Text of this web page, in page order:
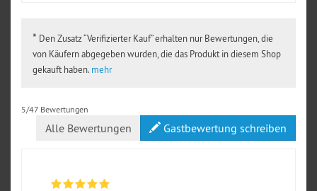
* Den Zusatz “Verifizierter Kauf” erhalten nur Bewertungen, die
von Käufern abgegeben wurden, die das Produkt in diesem Shop
gekauft haben. mehr
5/47 Bewertungen
Alle Bewertungen Gastbewertung schreiben